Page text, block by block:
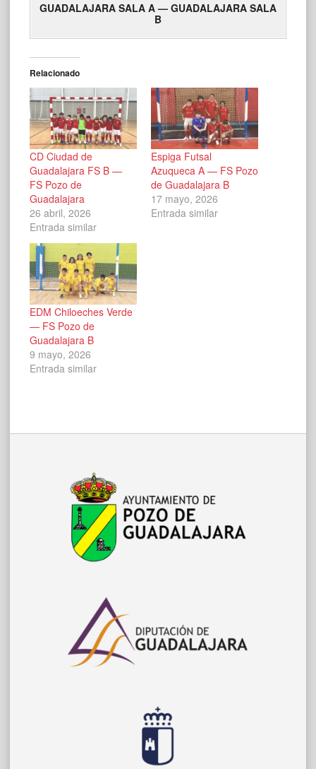
GUADALAJARA SALA A — GUADALAJARA SALA
B
Relacionado
CD Ciudad de
Guadalajara FS B —
FS Pozo de
Guadalajara
26 abril, 2026
Entrada similar
Espiga Futsal
Azuqueca A — FS Pozo
de Guadalajara B
17 mayo, 2026
Entrada similar
EDM Chiloeches Verde
— FS Pozo de
Guadalajara B
9 mayo, 2026
Entrada similar